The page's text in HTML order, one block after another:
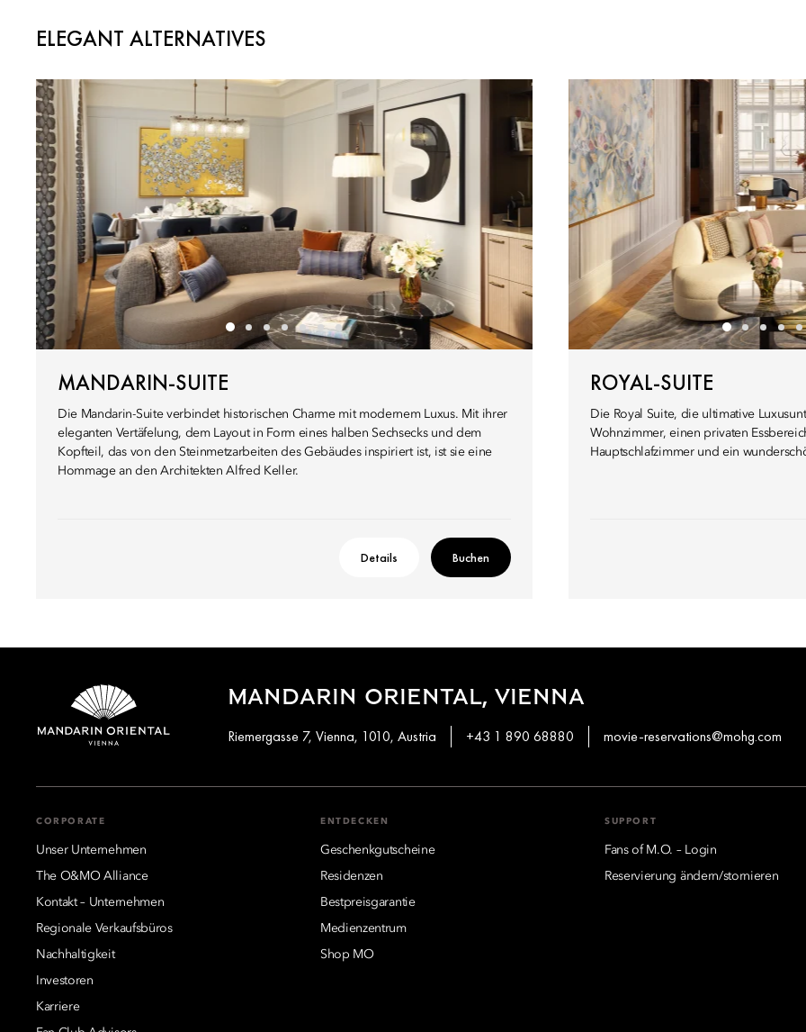
ELEGANT ALTERNATIVES
MANDARIN-SUITE
Die Mandarin-Suite verbindet historischen Charme mit modernem Luxus. Mit ihrer
eleganten Vertäfelung, dem Layout in Form eines halben Sechsecks und dem
Kopfteil, das von den Steinmetzarbeiten des Gebäudes inspiriert ist, ist sie eine
Hommage an den Architekten Alfred Keller.
Details Buchen
ROYAL-SUITE
Die Royal Suite, die ultimative
Wohnzimmer, einen privaten
Hauptschlafzimmer und ein
MANDARIN ORIENTAL, VIENNA
Riemergasse 7, Vienna, 1010, Austria +43 1 890 68880 movie-reservations@mohg.com
CORPORATE
Unser Unternehmen
The O&MO Alliance
Kontakt – Unternehmen
Regionale Verkaufsbüros
Nachhaltigkeit
Investoren
Karriere
ENTDECKEN
Geschenkgutscheine
Residenzen
Bestpreisgarantie
Medienzentrum
Shop MO
SUPPORT
Fans of M.O. – Login
Reservierung ändern/stornieren